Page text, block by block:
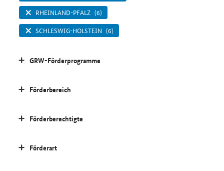
RHEINLAND-PFALZ (6)
SCHLESWIG-HOLSTEIN (6)
GRW-Förderprogramme
Förderbereich
Förderberechtigte
Förderart